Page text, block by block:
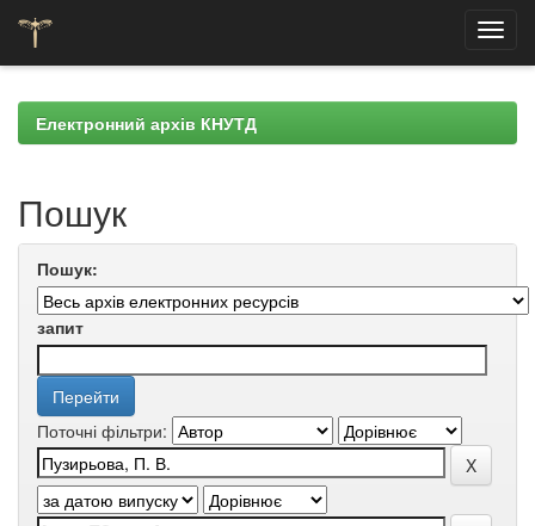
navigationЕлектронний архів КНУТД
Пошук
Пошук:
запит
Поточні фільтри: